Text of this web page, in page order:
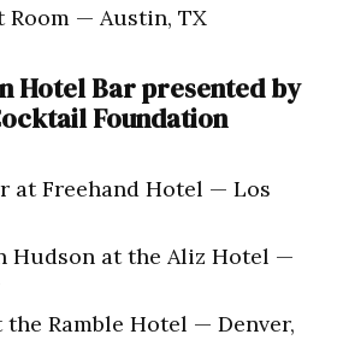
Room — Austin, TX
Hotel Bar presented by
Foundation
at Freehand Hotel — Los
Hudson at the Aliz Hotel —
the Ramble Hotel — Denver,